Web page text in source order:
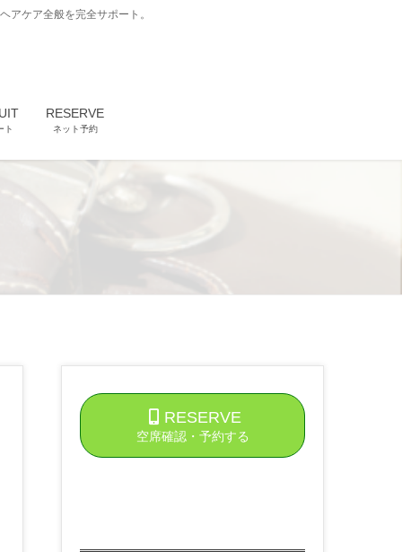
アケア全般を完全サポート。
ト
RESERVE
ネット予約
RESERVE
空席確認・予約する